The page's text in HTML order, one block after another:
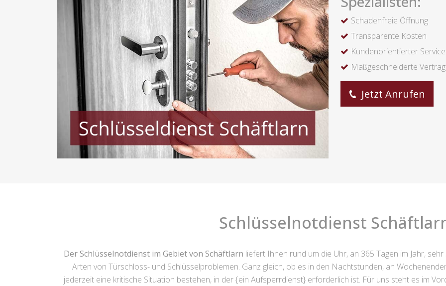
Schadenfreie Öffnung
Transparente Kosten
Kundenorientierter Service
Maßgeschneiderte
Jetzt Anrufen
Schlüsselnotdienst
Der Schlüsselnotdienst im Gebiet von Schäftlarn liefert Ihnen rund um die Uhr, an 365 Tagen im Jahr,
Arten von Türschloss- und Schlüsselproblemen. Ganz gleich, ob es in den Nachtstunden, an
jederzeit eine kritische Situation bestehen, in der {ein Aufsperrdienst} erforderlich ist. Für uns steht es im